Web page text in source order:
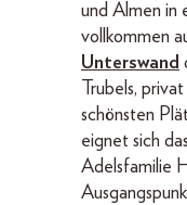
und Almen in
vollkommen
Unterswand
Trubels,
schönsten
eignet sich
Adelsfamilie